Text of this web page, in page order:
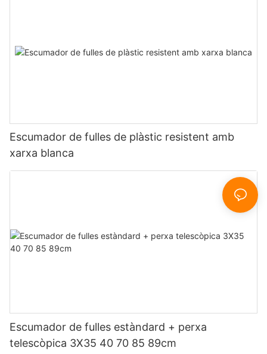
Escumador de fulles de plàstic resistent amb
xarxa blanca
Escumador de fulles estàndard + perxa
telescòpica 3X35 40 70 85 89cm